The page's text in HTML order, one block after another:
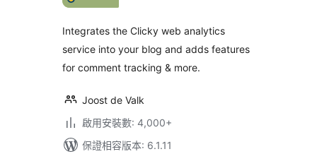
Integrates the Clicky web analytics
service into your blog and adds features
for comment tracking & more.
Joost de Valk
啟用安裝數: 4,000+
保證相容版本: 6.1.11